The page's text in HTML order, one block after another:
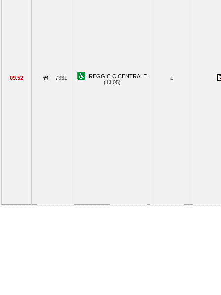
09.52 7331
REGGIO C.CENTRALE
(13.05)
1